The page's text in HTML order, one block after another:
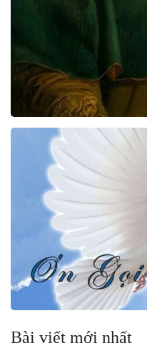
Bài viết mới nhất